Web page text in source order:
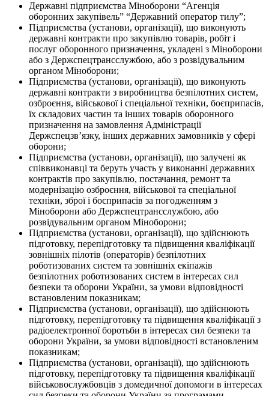
Державні підприємства Міноборони “Агенція
оборонних закупівель” “Державний оператор тилу”;
Підприємства (установи, організації), що виконують
державні контракти про закупівлю товарів, робіт і
послуг оборонного призначення, укладені з Міноборони
або з Держспецтрансслужбою, або з розвідувальним
органом Міноборони;
Підприємства (установи, організації), що виконують
державні контракти з виробництва безпілотних систем,
озброєння, військової і спеціальної техніки, боєприпасів,
їх складових частин та інших товарів оборонного
призначення на замовлення Адміністрації
Держспецзв’язку, інших державних замовників у сфері
оборони;
Підприємства (установи, організації), що залучені як
співвиконавці та беруть участь у виконанні державних
контрактів про закупівлю, постачання, ремонт та
модернізацію озброєння, військової та спеціальної
техніки, зброї і боєприпасів за погодженням з
Міноборони або Держспецтрансслужбою, або
розвідувальним органом Міноборони;
Підприємства (установи, організації), що здійснюють
підготовку, перепідготовку та підвищення кваліфікації
зовнішніх пілотів (операторів) безпілотних
роботизованих систем та зовнішніх екіпажів
безпілотних роботизованих систем в інтересах сил
безпеки та оборони України, за умови відповідності
встановленим показникам;
Підприємства (установи, організації), що здійснюють
підготовку, перепідготовку та підвищення кваліфікації з
радіоелектронної боротьби в інтересах сил безпеки та
оборони України, за умови відповідності встановленим
показникам;
Підприємства (установи, організації), що здійснюють
підготовку, перепідготовку та підвищення кваліфікації
військовослужбовців з домедичної допомоги в інтересах